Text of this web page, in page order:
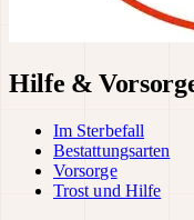
Hilfe &
Im Sterbefall
Bestattungsarten
Vorsorge
Trost und Hilfe